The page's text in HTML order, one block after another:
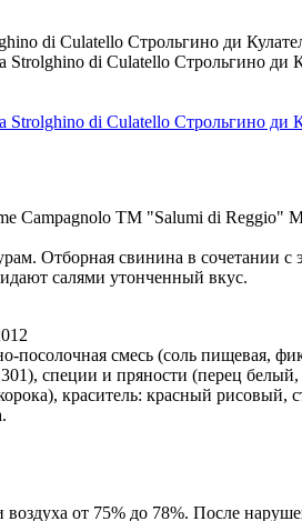
di Сulatello Строльгино ди
Campagnolo ТМ "Salumi di Reggio"
Отборная свинина в сочетании с
салями утонченный вкус.
смесь (соль пищевая,
специи и пряности (перец
краситель: красный
от 75% до 78%. После